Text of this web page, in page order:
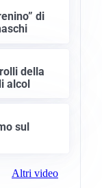
di
della
alcol
sul
Altri video